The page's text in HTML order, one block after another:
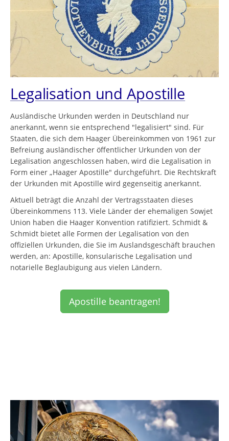
Legalisation und Apostille
Ausländische Urkunden werden in Deutschland nur
anerkannt, wenn sie entsprechend "legalisiert" sind. Für
Staaten, die sich dem Haager Übereinkommen von 1961 zur
Befreiung ausländischer öffentlicher Urkunden von der
Legalisation angeschlossen haben, wird die Legalisation in
Form einer „Haager Apostille" durchgeführt. Die Rechtskraft
der Urkunden mit Apostille wird gegenseitig anerkannt.
Aktuell beträgt die Anzahl der Vertragsstaaten dieses
Übereinkommens 113. Viele Länder der ehemaligen Sowjet
Union haben die Haager Konvention ratifiziert. Schmidt &
Schmidt bietet alle Formen der Legalisation von den
offiziellen Urkunden, die Sie im Auslandsgeschäft brauchen
werden, an: Apostille, konsularische Legalisation und
notarielle Beglaubigung aus vielen Ländern.
Apostille beantragen!